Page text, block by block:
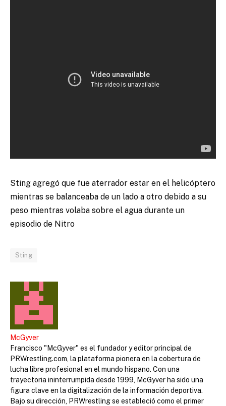
Sting agregó que fue aterrador estar en el helicóptero
mientras se balanceaba de un lado a otro debido a su
peso mientras volaba sobre el agua durante un
episodio de Nitro
Sting
McGyver
Francisco "McGyver" es el fundador y editor principal de
PRWrestling.com, la plataforma pionera en la cobertura de
lucha libre profesional en el mundo hispano. Con una
trayectoria ininterrumpida desde 1999, McGyver ha sido una
figura clave en la digitalización de la información deportiva.
Bajo su dirección, PRWrestling se estableció como el primer